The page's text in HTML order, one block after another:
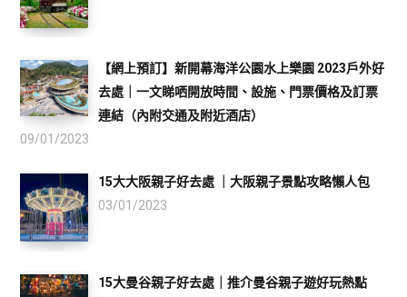
【網上預訂】新開幕海洋公園水上樂園 2023戶外好
去處｜一文睇哂開放時間、設施、門票價格及訂票
連結（內附交通及附近酒店）
09/01/2023
15大大阪親子好去處 ｜大阪親子景點攻略懶人包
03/01/2023
15大曼谷親子好去處｜推介曼谷親子遊好玩熱點